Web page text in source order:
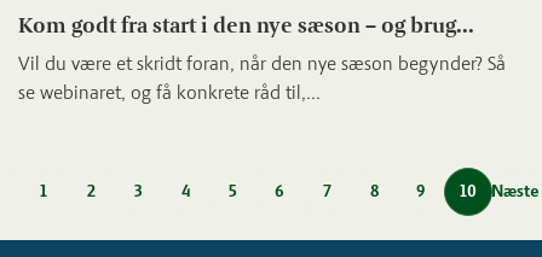
Kom godt fra start i den nye sæson – og brug...
Vil du være et skridt foran, når den nye sæson begynder? Så
se webinaret, og få konkrete råd til,...
1 2 3 4 5 6 7 8 9 10 Næste